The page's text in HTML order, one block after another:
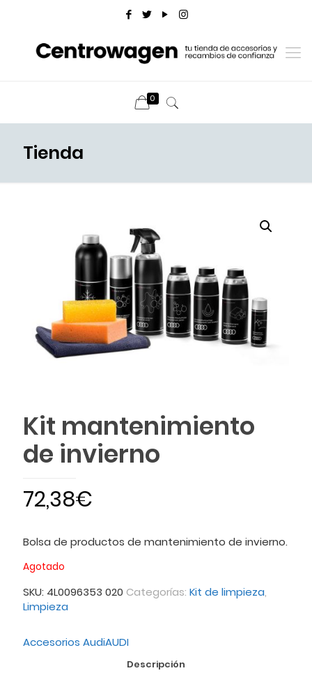
0
Tienda
Kit mantenimiento
de invierno
72,38€
Bolsa de productos de mantenimiento de invierno.
Agotado
SKU: 4L0096353 020 Categorías: Kit de limpieza,
Limpieza
Accesorios AudiAUDI
Descripción